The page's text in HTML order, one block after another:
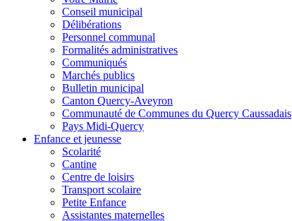
Conseil municipal
Délibérations
Personnel communal
Formalités administratives
Communiqués
Marchés publics
Bulletin municipal
Canton Quercy-Aveyron
Communauté de Communes du Quercy Caussadais
Pays Midi-Quercy
Enfance et jeunesse
Scolarité
Cantine
Centre de loisirs
Transport scolaire
Petite Enfance
Assistantes maternelles